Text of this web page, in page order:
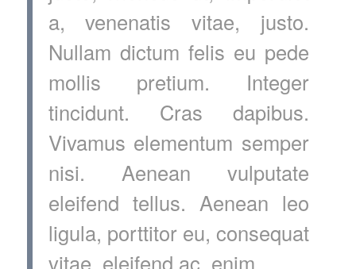
a, venenatis vitae, justo.
Nullam dictum felis eu pede
mollis pretium. Integer
tincidunt. Cras dapibus.
Vivamus elementum semper
nisi. Aenean vulputate
eleifend tellus. Aenean leo
ligula, porttitor eu, consequat
vitae, eleifend ac, enim.